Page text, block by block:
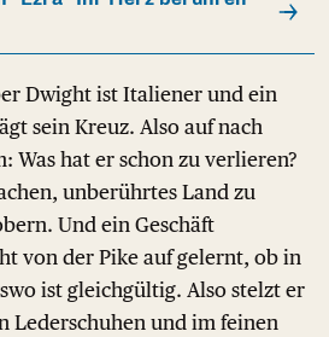
Dwight ist Italiener und ein
sein Kreuz. Also auf nach
Was hat er schon zu verlieren?
unberührtes Land zu
Und ein Geschäft
von der Pike auf gelernt, ob in
ist gleichgültig. Also stelzt er
Lederschuhen und im feinen